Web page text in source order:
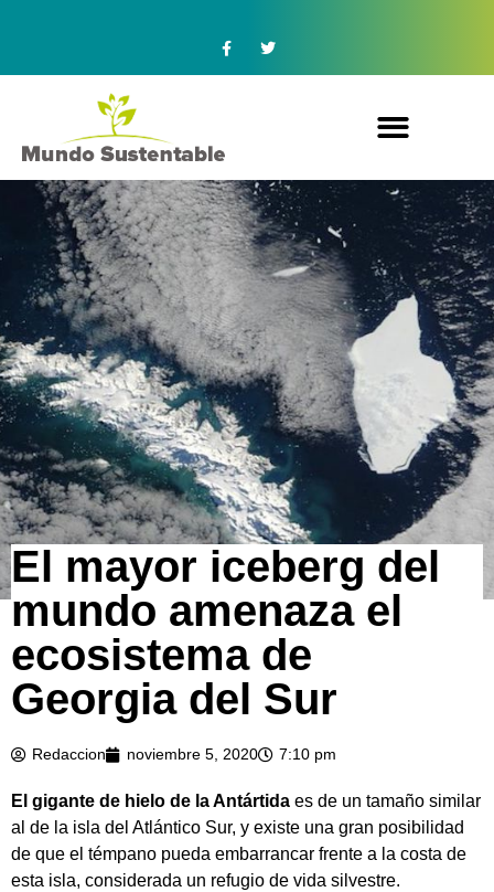
El mayor iceberg del
mundo amenaza el
ecosistema de
Georgia del Sur
Redaccion noviembre 5, 2020 7:10 pm
El gigante de hielo de la Antártida es de un tamaño similar
al de la isla del Atlántico Sur, y existe una gran posibilidad
de que el témpano pueda embarrancar frente a la costa de
esta isla, considerada un refugio de vida silvestre.